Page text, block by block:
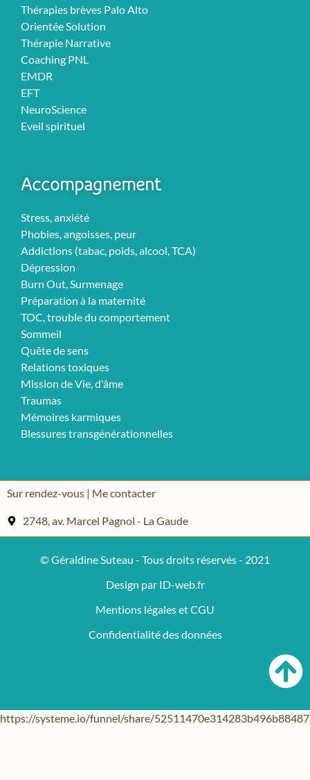
Thérapies brèves Palo Alto
Orientée Solution
Thérapie Narrative
Coaching PNL
EMDR
EFT
NeuroScience
Eveil spirituel
Accompagnement
Stress, anxiété
Phobies, angoisses, peur
Addictions (tabac, poids, alcool, TCA)
Dépression
Burn Out, Surmenage
Préparation à la maternité
TOC, trouble du comportement
Sommeil
Quête de sens
Relations toxiques
Mission de Vie, d'âme
Traumas
Mémoires karmiques
Blessures transgénérationnelles
Sur rendez-vous | Me contacter
2748, av. Marcel Pagnol - La Gaude
© Géraldine Suteau - Tous droits réservés - 2021
Design par ID-web.fr
Mentions légales et CGU
Confidentialité des données
https://systeme.io/funnel/share/